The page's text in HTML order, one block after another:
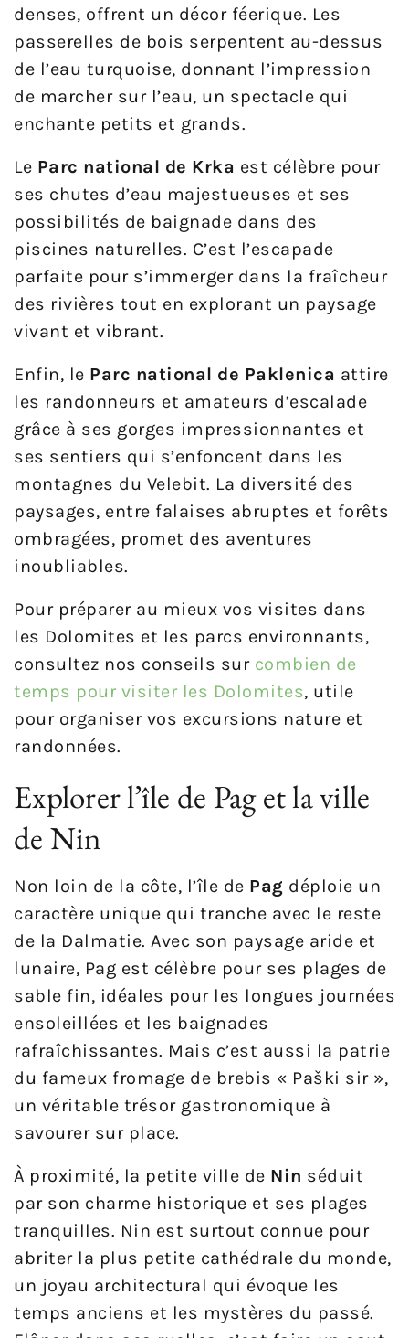
denses, offrent un décor féerique. Les
passerelles de bois serpentent au-dessus
de l’eau turquoise, donnant l’impression
de marcher sur l’eau, un spectacle qui
enchante petits et grands.
Le Parc national de Krka est célèbre pour
ses chutes d’eau majestueuses et ses
possibilités de baignade dans des
piscines naturelles. C’est l’escapade
parfaite pour s’immerger dans la fraîcheur
des rivières tout en explorant un paysage
vivant et vibrant.
Enfin, le Parc national de Paklenica attire
les randonneurs et amateurs d’escalade
grâce à ses gorges impressionnantes et
ses sentiers qui s’enfoncent dans les
montagnes du Velebit. La diversité des
paysages, entre falaises abruptes et forêts
ombragées, promet des aventures
inoubliables.
Pour préparer au mieux vos visites dans
les Dolomites et les parcs environnants,
consultez nos conseils sur combien de
temps pour visiter les Dolomites, utile
pour organiser vos excursions nature et
randonnées.
Explorer l’île de Pag et la ville
de Nin
Non loin de la côte, l’île de Pag déploie un
caractère unique qui tranche avec le reste
de la Dalmatie. Avec son paysage aride et
lunaire, Pag est célèbre pour ses plages de
sable fin, idéales pour les longues journées
ensoleillées et les baignades
rafraîchissantes. Mais c’est aussi la patrie
du fameux fromage de brebis « Paški sir »,
un véritable trésor gastronomique à
savourer sur place.
À proximité, la petite ville de Nin séduit
par son charme historique et ses plages
tranquilles. Nin est surtout connue pour
abriter la plus petite cathédrale du monde,
un joyau architectural qui évoque les
temps anciens et les mystères du passé.